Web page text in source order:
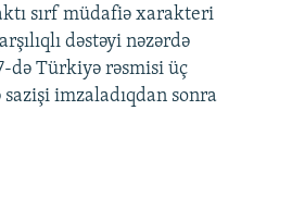
sırf müdafiə xarakteri
dəstəyi nəzərdə
də Türkiyə rəsmisi üç
imzaladıqdan sonra